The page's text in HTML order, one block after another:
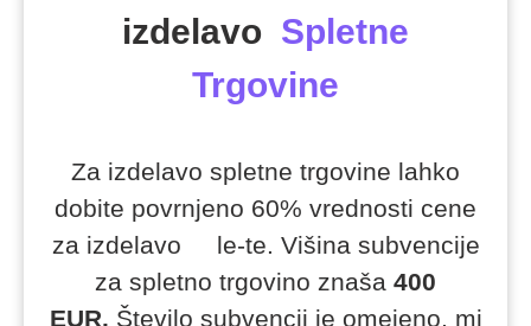
izdelavo Spletne
Trgovine
Za izdelavo spletne trgovine lahko
dobite povrnjeno 60% vrednosti cene
za izdelavo le-te. Višina subvencije
za spletno trgovino znaša 400
EUR. Število subvencij je omejeno, mi